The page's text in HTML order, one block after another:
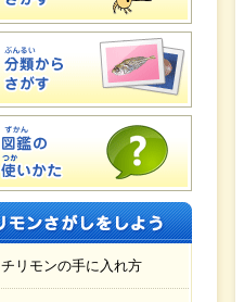
チリモンの手に入れ方